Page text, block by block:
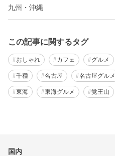
九州・沖縄
この記事に関するタグ
おしゃれ カフェ グルメ
千種 名古屋 名古屋グルメ
東海 東海グルメ 覚王山
国内